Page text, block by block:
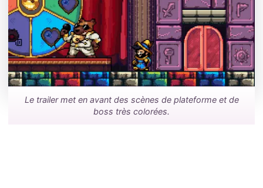
Le trailer met en avant des scènes de plateforme et de
boss très colorées.